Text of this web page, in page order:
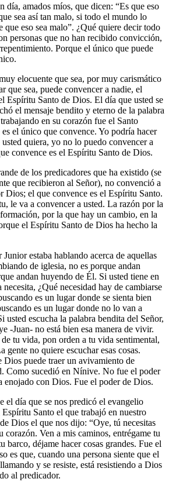
día, amados míos, que dicen: “Es que eso
sea así tan malo, si todo el mundo lo
que eso sea malo”. ¿Qué quiere decir todo
personas que no han recibido convicción,
Porque el único que puede
elocuente que sea, por muy carismático
que sea, puede convencer a nadie, el
Espíritu Santo de Dios. El día que usted se
el mensaje bendito y eterno de la palabra
en su corazón fue el Santo
el único que convence. Yo podría hacer
quiera, yo no lo puedo convencer a
convence es el Espíritu Santo de Dios.
de los predicadores que ha existido (se
que recibieron al Señor), no convenció a
Dios; el que convence es el Espíritu Santo.
le va a convencer a usted. La razón por la
por la que hay un cambio, en la
el Espíritu Santo de Dios ha hecho la
estaba hablando acerca de aquellas
de iglesia, no es porque andan
andan huyendo de Él. Si usted tiene en
¿Qué necesidad hay de cambiarse
es un lugar donde se sienta bien
es un lugar donde no lo van a
usted escucha la palabra bendita del Señor,
-Juan- no está bien esa manera de vivir.
tu vida, pon orden a tu vida sentimental,
gente no quiere escuchar esas cosas.
Dios puede traer un avivamiento de
Como sucedió en Nínive. No fue el poder
enojado con Dios. Fue el poder de Dios.
el día que se nos predicó el evangelio
Santo el que trabajó en nuestro
Dios el que nos dijo: “Oye, tú necesitas
corazón. Ven a mis caminos, entrégame tu
barco, déjame hacer cosas grandes. Fue el
es que, cuando una persona siente que el
y se resiste, está resistiendo a Dios
al predicador.